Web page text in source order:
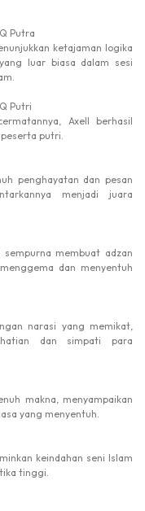
Putra
ketajaman logika
luar biasa dalam sesi
Putri
Axell berhasil
putri.
penghayatan dan pesan
menjadi juara
membuat adzan
dan menyentuh
narasi yang memikat,
dan simpati para
makna, menyampaikan
yang menyentuh.
keindahan seni Islam
tinggi.